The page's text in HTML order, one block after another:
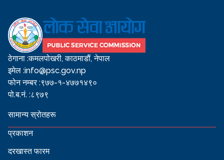
ठेगाना :कमलपोखरी, काठमाडौं, नेपाल
इमेल :info@psc.gov.np
फोन नम्बर :९७७-१-४७७१४९०
पो.ब.नं. :८९७९
सामान्य स्रोतहरू
प्रकाशन
दरखास्त फारम